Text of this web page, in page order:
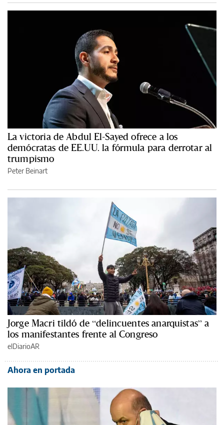
La victoria de Abdul El-Sayed ofrece a los
demócratas de EE.UU. la fórmula para derrotar al
trumpismo
Peter Beinart
Jorge Macri tildó de “delincuentes anarquistas” a
los manifestantes frente al Congreso
elDiarioAR
Ahora en portada